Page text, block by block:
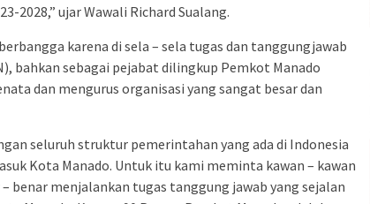
2028,” ujar Wawali Richard Sualang.
karena di sela – sela tugas dan tanggungjawab
bahkan sebagai pejabat dilingkup Pemkot Manado
dan mengurus organisasi yang sangat besar dan
seluruh struktur pemerintahan yang ada di Indonesia
Kota Manado. Untuk itu kami meminta kawan – kawan
benar menjalankan tugas tanggung jawab yang sejalan